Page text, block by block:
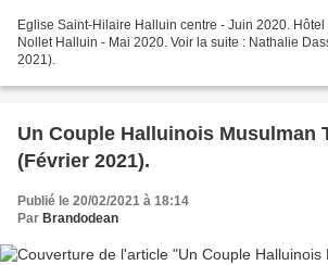
Eglise Saint-Hilaire Halluin centre - Juin 2020.
Nollet Halluin - Mai 2020. Voir la suite : Nathalie
2021).
Un Couple Halluinois Musulman
(Février 2021).
Publié le 20/02/2021 à 18:14
Par Brandodean